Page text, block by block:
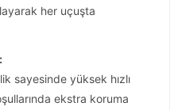
her uçuşta
sayesinde yüksek hızlı
ekstra koruma